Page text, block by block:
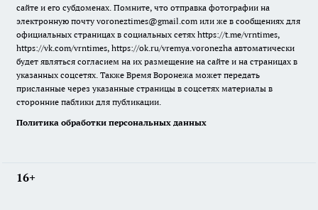
сайте и его субдоменах. Помните, что отправка фотографии на
электронную почту voroneztimes@gmail.com или же в сообщениях для
официальных страницах в социальных сетях https://t.me/vrntimes,
https://vk.com/vrntimes, https://ok.ru/vremya.voronezha автоматически
будет являться согласием на их размещение на сайте и на страницах в
указанных соцсетях. Также Время Воронежа может передать
присланные через указанные страницы в соцсетях материалы в
сторонние паблики для публикации.
Политика обработки персональных данных
16+